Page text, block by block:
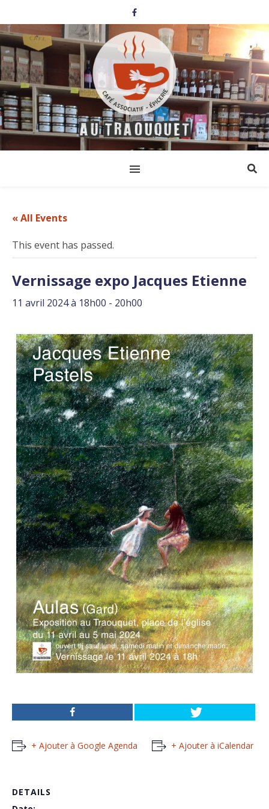
« All Events
This event has passed.
Vernissage expo Jacques Etienne
11 avril 2024 à 18h00 - 20h00
+ Ajouter à Google Agenda + Ajouter à iCalendar
DETAILS